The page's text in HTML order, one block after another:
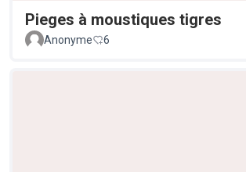
Pieges à moustiques tigres
Anonyme
6